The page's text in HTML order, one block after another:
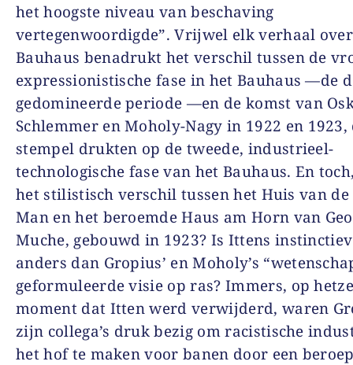
het hoogste niveau van beschaving
vertegenwoordigde”. Vrijwel elk verhaal
Bauhaus benadrukt het verschil tussen de
expressionistische fase in het Bauhaus —de
gedomineerde periode —en de komst van
Schlemmer en Moholy-Nagy in 1922 en
stempel drukten op de tweede, industrieel-
technologische fase van het Bauhaus. En
het stilistisch verschil tussen het Huis van
Man en het beroemde Haus am Horn van
Muche, gebouwd in 1923? Is Ittens
anders dan Gropius’ en Moholy’s
geformuleerde visie op ras? Immers, op
moment dat Itten werd verwijderd, waren
zijn collega’s druk bezig om racistische
het hof te maken voor banen door een